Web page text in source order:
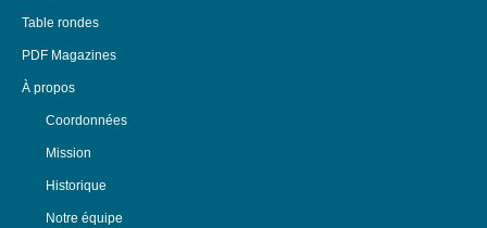
Table rondes
PDF Magazines
À propos
Coordonnées
Mission
Historique
Notre équipe